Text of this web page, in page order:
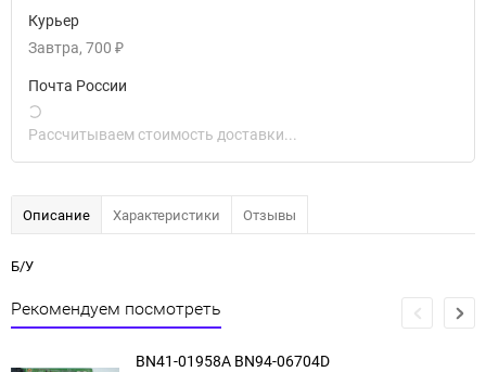
Курьер
Завтра 700 ₽
Почта России
Рассчитываем стоимость доставки...
Описание Характеристики Отзывы
Б/У
Рекомендуем посмотреть
BN41-01958A BN94-06704D